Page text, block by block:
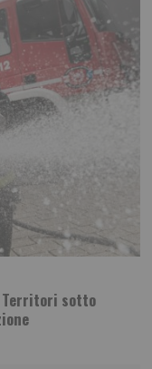
Territori sotto